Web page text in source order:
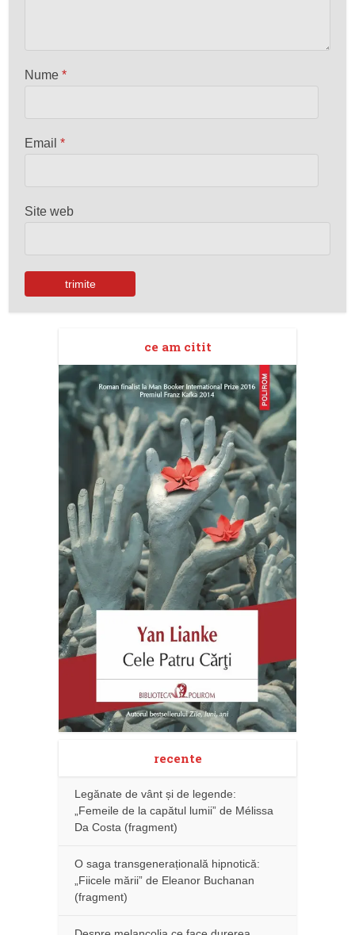
Nume*
Email*
Site web
ce am citit
recente
Legănate de vânt și de legende:
„Femeile de la capătul lumii” de Mélissa
Da Costa (fragment)
O saga transgenerațională hipnotică:
„Fiicele mării” de Eleanor Buchanan
(fragment)